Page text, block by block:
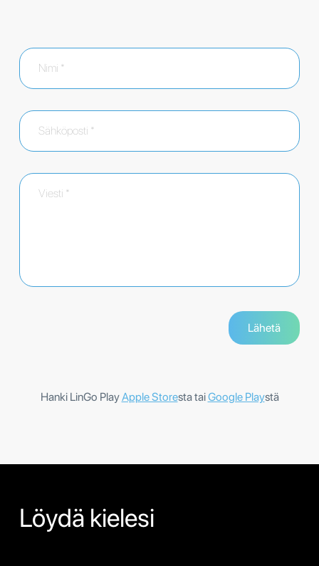
Hanki LinGo PlayApple Storesta taiGoogle Playstä
Löydä kielesi